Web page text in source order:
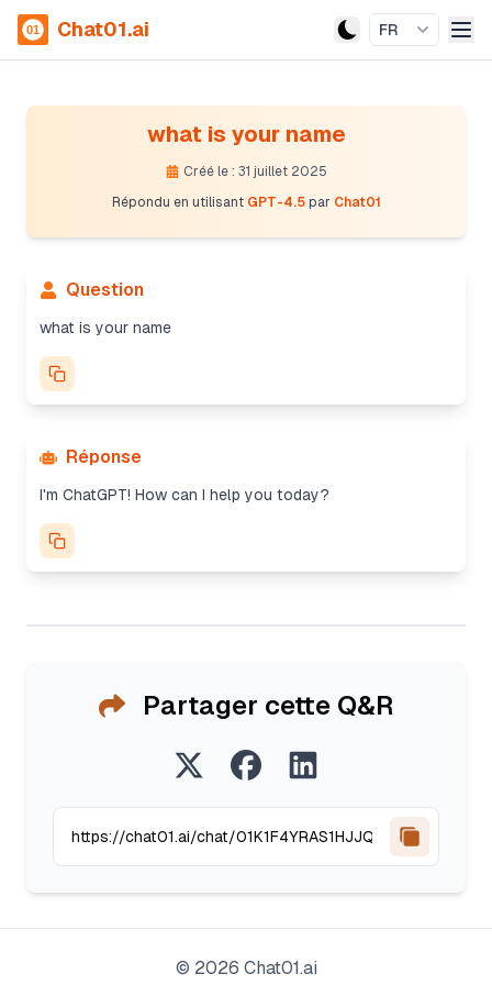
Chat01.ai FR
what is your name
Créé le : 31 juillet 2025
Répondu en utilisant GPT-4.5 par Chat01
Question
what is your name
Réponse
I'm ChatGPT! How can I help you today?
Partager cette Q&R
© 2026 Chat01.ai